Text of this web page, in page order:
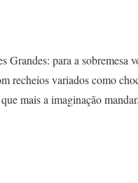
Grandes: para a sobremesa
recheios variados como
mais a imaginação mandar.